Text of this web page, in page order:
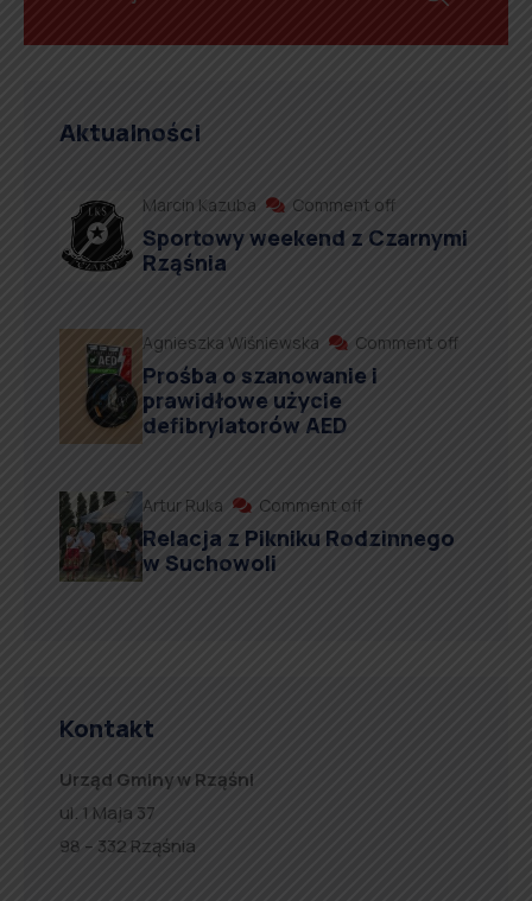
Aktualności
Marcin Kazuba Comment off
Sportowy weekend z Czarnymi
Rząśnia
Agnieszka Wiśniewska Comment off
Prośba o szanowanie i
prawidłowe użycie
defibrylatorów AED
Artur Ruka Comment off
Relacja z Pikniku Rodzinnego
w Suchowoli
Kontakt
Urząd Gminy w Rząśni
ul. 1 Maja 37
98 – 332 Rząśnia